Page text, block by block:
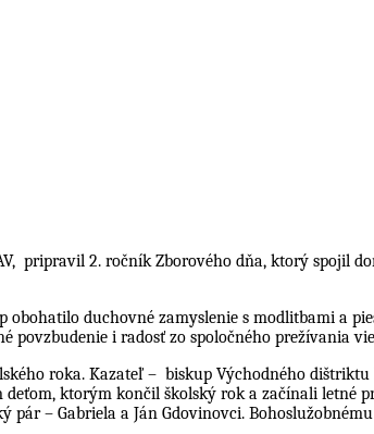
pripravil 2. ročník Zborového dňa, ktorý spojil
obohatilo duchovné zamyslenie s modlitbami a
i radosť zo spoločného prežívania
roka. Kazateľ – biskup Východného dištriktu
ktorým končil školský rok a začínali letné
– Gabriela a Ján Gdovinovci.